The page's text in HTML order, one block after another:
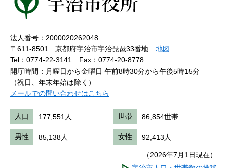
法人番号：2000020262048
〒611-8501 京都府宇治市宇治琵琶33番地 地図
Tel：0774-22-3141
Fax：0774-20-8778
開庁時間：月曜日から金曜日 午前8時30分から午後5時15分
（祝日、年末年始は除く）
メールでの問い合わせはこちら
人口 177,551人 世帯 86,854世帯
男性 85,138人 女性 92,413人
（2026年7月1日現在）